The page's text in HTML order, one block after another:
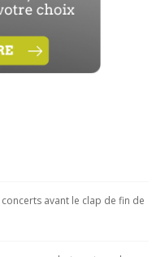
avant le clap de fin de